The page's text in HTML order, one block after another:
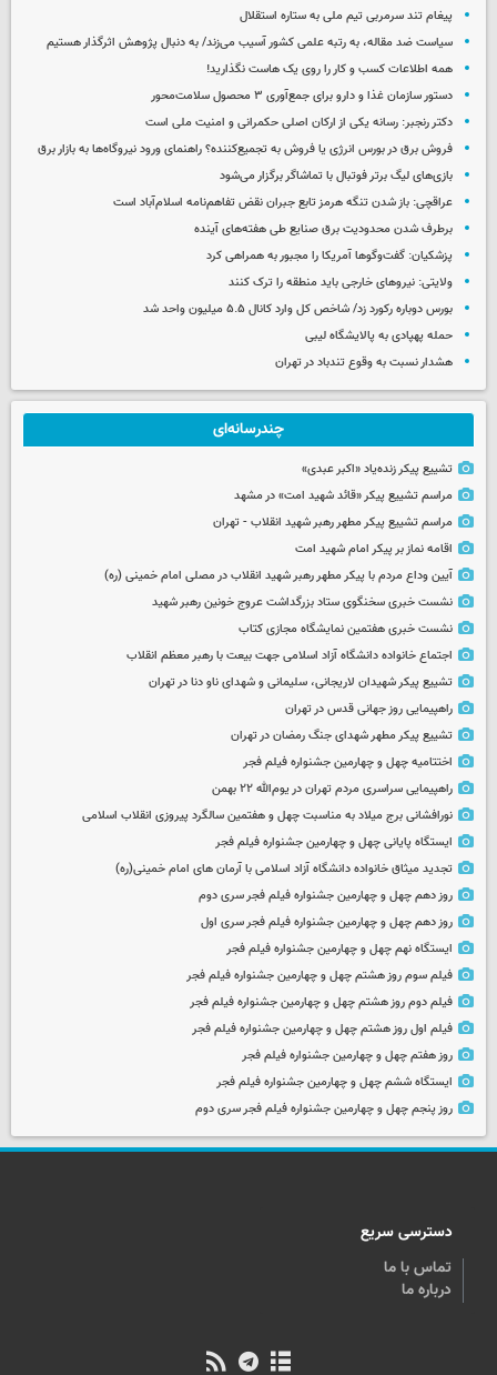
پیغام تند سرمربی تیم ملی به ستاره استقلال
سیاست ضد مقاله، به رتبه علمی کشور آسیب می‌زند/ به دنبال پژوهش اثرگذار هستیم
همه اطلاعات کسب‌ و کار را روی یک هاست نگذارید!
دستور سازمان غذا و دارو برای جمع‌آوری ۳ محصول سلامت‌محور
دکتر رنجبر: رسانه یکی از ارکان اصلی حکمرانی و امنیت ملی است
فروش برق در بورس انرژی یا فروش به تجمیع‌کننده؟ راهنمای ورود نیروگاه‌ها به بازار برق
بازی‌های لیگ برتر فوتبال با تماشاگر برگزار می‌شود
عراقچی: باز شدن تنگه هرمز تابع جبران نقض تفاهم‌نامه اسلام‌آباد است
برطرف شدن محدودیت‌ برق صنایع طی هفته‌های آینده
پزشکیان: گفت‌وگوها آمریکا را مجبور به همراهی کرد
ولایتی: نیروهای خارجی باید منطقه را ترک کنند
بورس دوباره رکورد زد/ شاخص کل وارد کانال ۵.۵ میلیون واحد شد
حمله پهپادی به پالایشگاه لیبی
هشدار نسبت به وقوع تندباد در تهران
چندرسانه‌ای
تشییع پیکر زنده‌یاد «اکبر عبدی»
مراسم تشییع پیکر «قائد شهید امت» در مشهد
مراسم تشییع پیکر مطهر رهبر شهید انقلاب - تهران
اقامه نماز بر پیکر امام شهید امت
آیین وداع مردم با پیکر مطهر رهبر شهید انقلاب در مصلی امام خمینی (ره)
نشست خبری سخنگوی ستاد بزرگداشت عروج خونین رهبر شهید
نشست خبری هفتمین نمایشگاه مجازی کتاب
اجتماع خانواده دانشگاه آزاد اسلامی جهت بیعت با رهبر معظم انقلاب
تشییع پیکر شهیدان لاریجانی، سلیمانی و شهدای ناو دنا در تهران
راهپیمایی روز جهانی قدس در تهران
تشییع پیکر مطهر شهدای جنگ رمضان در تهران
اختتامیه چهل و چهارمین جشنواره فیلم فجر
راهپیمایی سراسری مردم تهران در یوم‌الله ۲۲ بهمن
نورافشانی برج میلاد به مناسبت چهل‌ و هفتمین سالگرد پیروزی انقلاب اسلامی
ایستگاه پایانی چهل و چهارمین جشنواره فیلم فجر
تجدید میثاق خانواده دانشگاه آزاد اسلامی با آرمان های امام خمینی(ره)
روز دهم چهل و چهارمین جشنواره فیلم فجر سری دوم
روز دهم چهل و چهارمین جشنواره فیلم فجر سری اول
ایستگاه نهم چهل و چهارمین جشنواره فیلم فجر
فیلم سوم روز هشتم چهل و چهارمین جشنواره فیلم فجر
فیلم دوم روز هشتم چهل و چهارمین جشنواره فیلم فجر
فیلم اول روز هشتم چهل و چهارمین جشنواره فیلم فجر
روز هفتم چهل و چهارمین جشنواره فیلم فجر
ایستگاه ششم چهل و چهارمین جشنواره فیلم فجر
روز پنجم چهل و چهارمین جشنواره فیلم فجر سری دوم
دسترسی سریع
تماس با ما
درباره ما